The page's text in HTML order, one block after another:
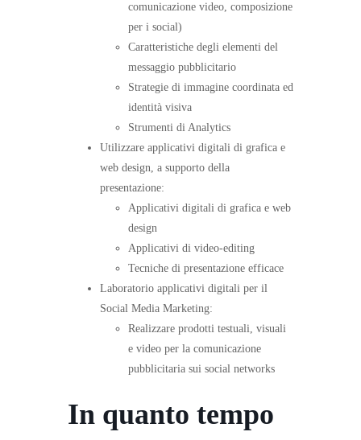
comunicazione video, composizione
per i social)
Caratteristiche degli elementi del
messaggio pubblicitario
Strategie di immagine coordinata ed
identità visiva
Strumenti di Analytics
Utilizzare applicativi digitali di grafica e
web design, a supporto della
presentazione:
Applicativi digitali di grafica e web
design
Applicativi di video-editing
Tecniche di presentazione efficace
Laboratorio applicativi digitali per il
Social Media Marketing:
Realizzare prodotti testuali, visuali
e video per la comunicazione
pubblicitaria sui social networks
In quanto tempo